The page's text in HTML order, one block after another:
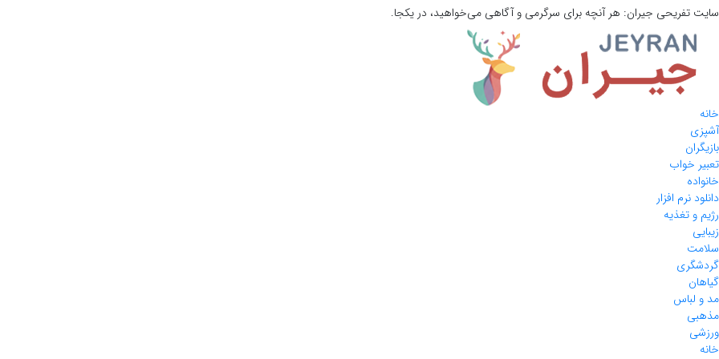
سایت تفریحی جیران: هر آنچه برای سرگرمی و آگاهی می‌خواهید، در یکجا.
خانه
آشپزی
بازیگران
تعبیر خواب
خانواده
دانلود نرم افزار
رژیم و تغذیه
زیبایی
سلامت
گردشگری
گیاهان
مد و لباس
مذهبی
ورزشی
خانه